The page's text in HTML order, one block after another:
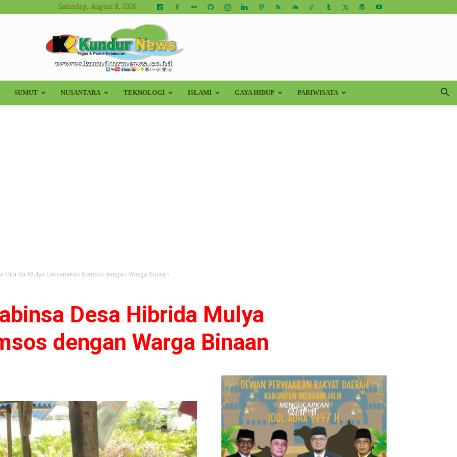
Saturday, August 8, 2026
Kundur
SUMUT NUSANTARA TEKNOLOGI ISLAMI GAYA HIDUP PARIWISATA
Hibrida Mulya Laksanakan Komsos dengan Warga Binaan
Desa Hibrida Mulya
dengan Warga Binaan